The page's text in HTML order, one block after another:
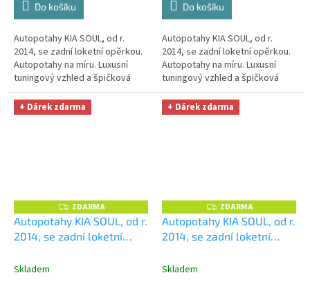
Do košíku
Autopotahy KIA SOUL, od r.
2014, se zadní loketní opěrkou.
Autopotahy na míru. Luxusní
tuningový vzhled a špičková
ochrana čalounění. Profesionální
čalounické zpracování....
Do košíku
Autopotahy KIA SOUL, od r.
2014, se zadní loketní opěrkou.
Autopotahy na míru. Luxusní
tuningový vzhled a špičková
ochrana čalounění. Profesionální
čalounické zpracování....
+ Dárek zdarma
Z
D
A
R
ZDARMA
Autopotahy KIA SOUL, od r.
2014, se zadní loketní
DOBLO,Matrix šedý
Skladem
+ Dárek zdarma
Z
D
A
R
ZDARMA
Autopotahy KIA SOUL, od r.
2014, se zadní loketní
LEATHER, béžové
Skladem